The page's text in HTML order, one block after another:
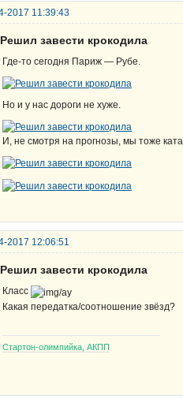
2017 11:39:43
завести крокодила
Где-то сегодня Париж — Рубе.
Но и у нас дороги не хуже.
И, не смотря на прогнозы, мы тоже
2017 12:06:51
завести крокодила
Класс
Какая передатка/соотношение звёзд?
Стартон-олимпийка, АКПП